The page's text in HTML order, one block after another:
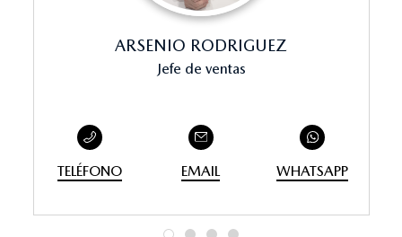
ARSENIO RODRIGUEZ
Jefe de ventas
TELÉFONO EMAIL WHATSAPP